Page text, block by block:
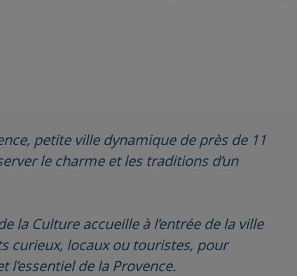
petite ville dynamique de près de 11
le charme et les traditions d’un
la Culture accueille à l’entrée de la ville
curieux, locaux ou touristes, pour
de la Provence.